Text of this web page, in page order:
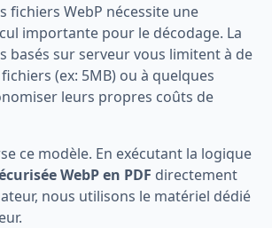
fichiers WebP nécessite une
importante pour le décodage. La
basés sur serveur vous limitent à de
(ex: 5MB) ou à quelques
leurs propres coûts de
ce modèle. En exécutant la logique
WebP en PDF directement
nous utilisons le matériel dédié